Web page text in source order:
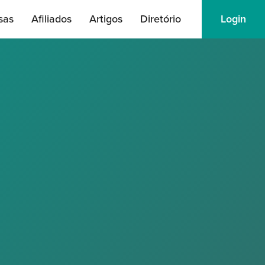
Afiliados Artigos Diretório Login